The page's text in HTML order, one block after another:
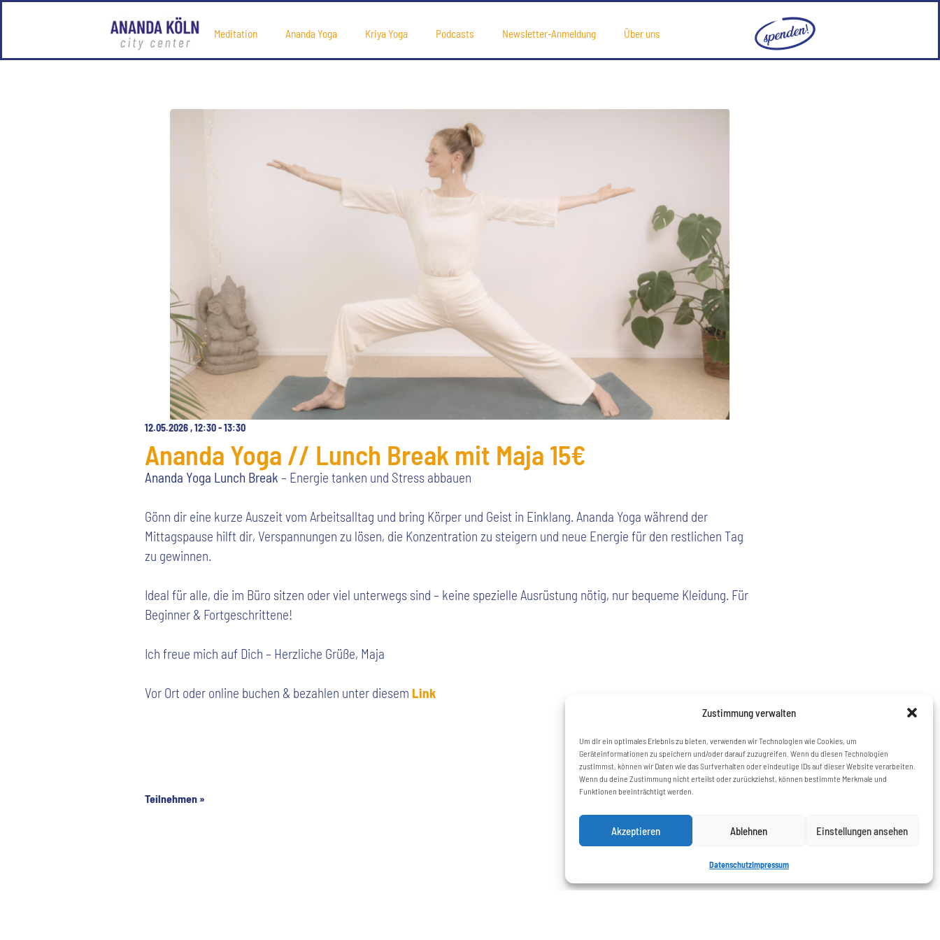
Zustimmung verwalten
Um dir ein optimales Erlebnis zu bieten, verwenden wir Technologien wie Cookies, um
Geräteinformationen zu speichern und/oder darauf zuzugreifen. Wenn du diesen Technologien
zustimmst, können wir Daten wie das Surfverhalten oder eindeutige IDs auf dieser Website verarbeiten.
Wenn du deine Zustimmung nicht erteilst oder zurückziehst, können bestimmte Merkmale und
Funktionen beeinträchtigt werden.
Akzeptieren Ablehnen Einstellungen ansehen
DatenschutzImpressum
Meditation Ananda Yoga Kriya Yoga Podcasts Newsletter-Anmeldung Über uns
12.05.2026,12:30-13:30
Ananda Yoga // Lunch Break mit Maja 15€
Ananda Yoga Lunch Break – Energie tanken und Stress abbauen
Gönn dir eine kurze Auszeit vom Arbeitsalltag und bring Körper und Geist in Einklang. Ananda Yoga während der
Mittagspause hilft dir, Verspannungen zu lösen, die Konzentration zu steigern und neue Energie für den restlichen Tag
zu gewinnen.
Ideal für alle, die im Büro sitzen oder viel unterwegs sind – keine spezielle Ausrüstung nötig, nur bequeme Kleidung. Für
Beginner & Fortgeschrittene!
Ich freue mich auf Dich – Herzliche Grüße, Maja
Vor Ort oder online buchen & bezahlen unter diesem Link
Teilnehmen »